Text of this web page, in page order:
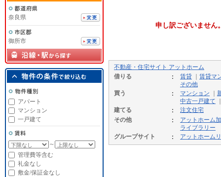
申し訳ございません
不動産・住宅サイト アットホーム
借りる
賃貸
賃貸マ
その他
買う
マンション
中古一戸建て
建てる
注文住宅
その他
アットホーム
ライブラリー
グループサイト
アットホーム
奈良県
御所市
アパート
マンション
一戸建て
～
管理費等含む
礼金なし
敷金/保証金なし